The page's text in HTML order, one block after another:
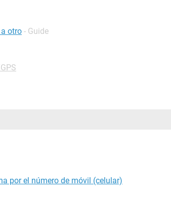
otro - Guide
por el número de móvil (celular)